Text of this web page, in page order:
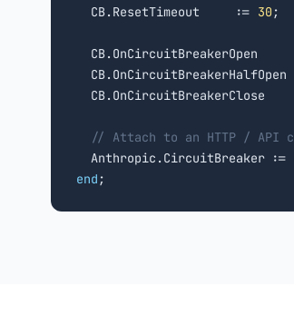
  CB.ResetTimeout     :=
30 ;
CB.OnCircuitBreakerOpen
CB.OnCircuitBreakerHalfOpen
CB.OnCircuitBreakerClose
// Attach to an HTTP / API
end ;